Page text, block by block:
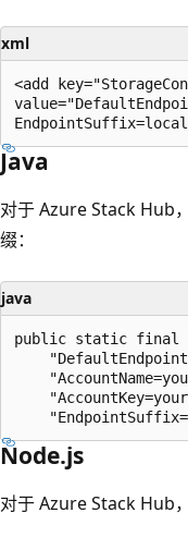
xml
<add
Java
对于 Azure Stack Hub
缀：
java
public static final
Node.js
对于 Azure Stack Hub